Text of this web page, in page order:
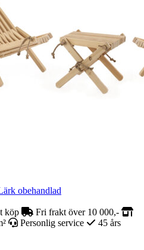
obehandlad
köp
Fri frakt över 10 000,-
Personlig service
45 års